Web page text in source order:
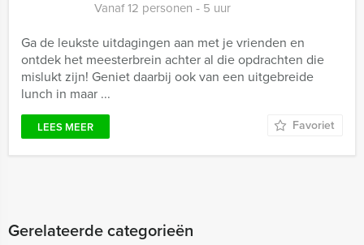
Vanaf 12 personen ‐ 5 uur
Ga de leukste uitdagingen aan met je vrienden en
ontdek het meesterbrein achter al die opdrachten die
mislukt zijn! Geniet daarbij ook van een uitgebreide
lunch in maar ...
LEES MEER Favoriet
Gerelateerde categorieën